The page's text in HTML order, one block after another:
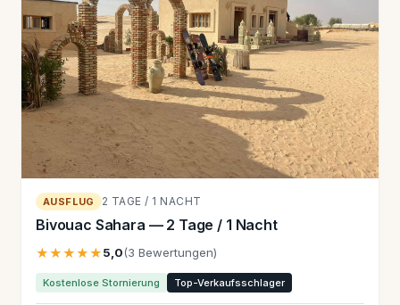
AUSFLUG 2 TAGE / 1 NACHT
Bivouac Sahara — 2 Tage / 1 Nacht
★★★★★5,0(3 Bewertungen)
Kostenlose Stornierung Top-Verkaufsschlager